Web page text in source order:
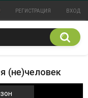
РЕГИСТРАЦИЯ ВХОД
(не)человек